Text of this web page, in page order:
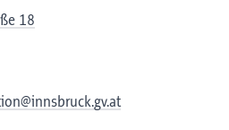
18